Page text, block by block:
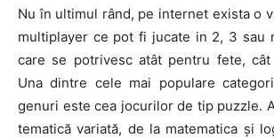
Nu în ultimul rând, pe internet exista o
multiplayer ce pot fi jucate in 2, 3 sau
care se potrivesc atât pentru fete,
Una dintre cele mai populare
genuri este cea jocurilor de tip puzzle.
tematică variată, de la matematica și